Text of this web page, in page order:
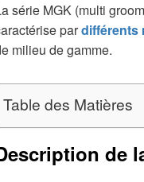
série MGK (multi
pardifférents
milieu de gamme.
Table des Matières
de